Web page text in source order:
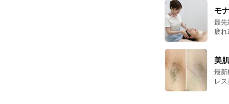
モ
最先
疲れ
美
最新
レ